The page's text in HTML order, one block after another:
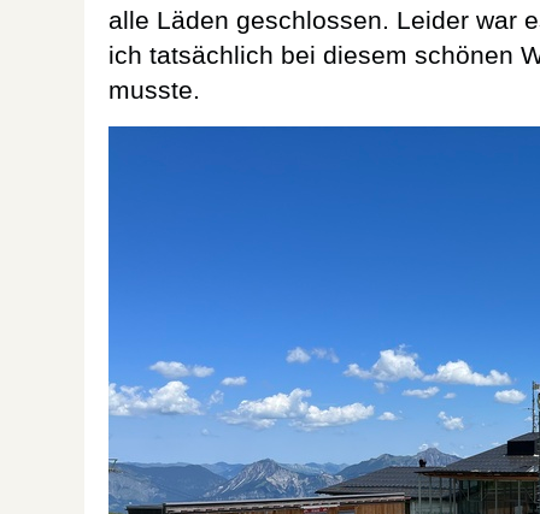
alle Läden geschlossen. Leider war
ich tatsächlich bei diesem schönen
musste.